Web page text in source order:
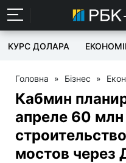
КУРС ДОЛАРА
Головна » Бізнес »
Кабмин
апреле 60 млн
мостов через